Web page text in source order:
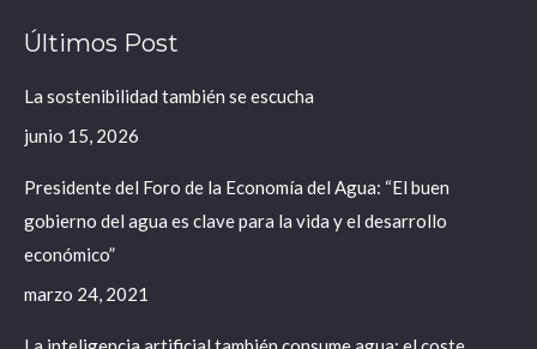
opens
window
opens
window
opens
window
Últimos Post
La sostenibilidad también se escucha
junio 15, 2026
Presidente del Foro de la Economía del Agua: “El buen
gobierno del agua es clave para la vida y el desarrollo
económico”
marzo 24, 2021